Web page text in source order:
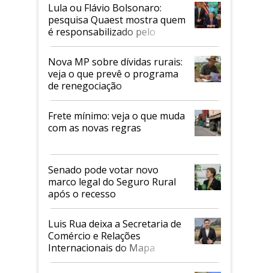
Lula ou Flávio Bolsonaro:
pesquisa Quaest mostra quem
é responsabilizado pelo
tarifaço dos EUA
Nova MP sobre dívidas rurais:
veja o que prevê o programa
de renegociação
Frete mínimo: veja o que muda
com as novas regras
Senado pode votar novo
marco legal do Seguro Rural
após o recesso
Luis Rua deixa a Secretaria de
Comércio e Relações
Internacionais do Mapa